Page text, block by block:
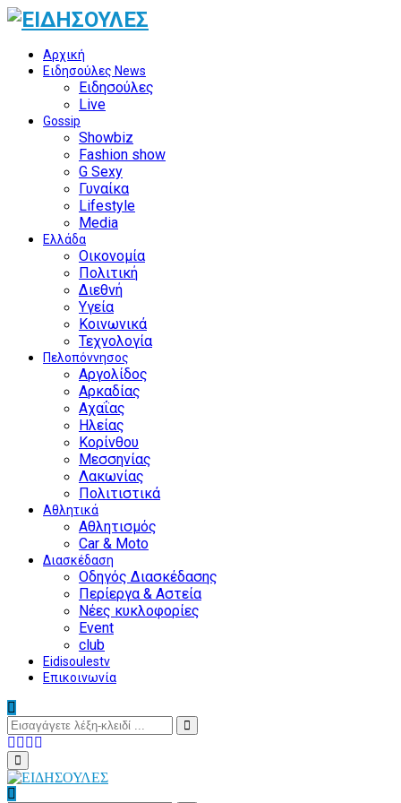
Αρχική
Ειδησούλες News
Ειδησούλες
Live
Gossip
Showbiz
Fashion show
G Sexy
Γυναίκα
Lifestyle
Media
Ελλάδα
Οικονομία
Πολιτική
Διεθνή
Υγεία
Κοινωνικά
Τεχνολογία
Πελοπόννησος
Αργολίδος
Αρκαδίας
Αχαΐας
Ηλείας
Κορίνθου
Μεσσηνίας
Λακωνίας
Πολιτιστικά
Αθλητικά
Αθλητισμός
Car & Moto
Διασκέδαση
Οδηγός Διασκέδασης
Περίεργα & Αστεία
Νέες κυκλοφορίες
Event
club
Eidisoulestv
Επικοινωνία
Search
for:
Search
Facebook
Twitter
Instagram
Primary
Menu